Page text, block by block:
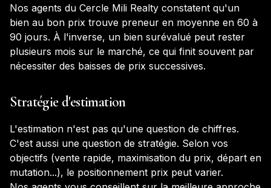
Nos agents du Cercle Mili Realty constatent qu'un
bien au bon prix trouve preneur en moyenne en 60 à
90 jours. À l'inverse, un bien surévalué peut rester
plusieurs mois sur le marché, ce qui finit souvent par
nécessiter des baisses de prix successives.
Stratégie d'estimation
L'estimation n'est pas qu'une question de chiffres.
C'est aussi une question de stratégie. Selon vos
objectifs (vente rapide, maximisation du prix, départ en
mutation...), le positionnement prix peut varier.